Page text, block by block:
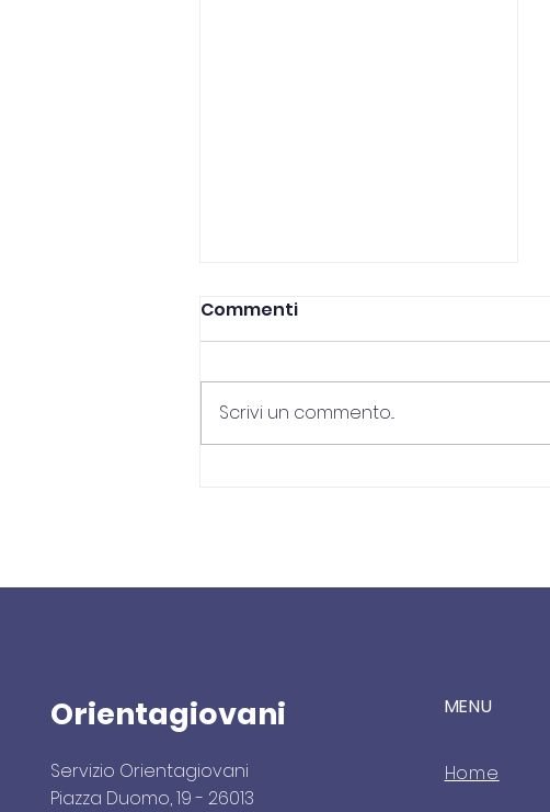
Commenti
Scrivi un commento...
Orientagiovani
Servizio Orientagiovani
Piazza Duomo, 19 - 26013
MENU
Home